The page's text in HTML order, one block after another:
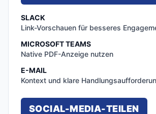
SLACK
Link-Vorschauen für besseres
MICROSOFT TEAMS
Native PDF-Anzeige nutzen
E-MAIL
Kontext und klare
SOCIAL-MEDIA-TEILEN